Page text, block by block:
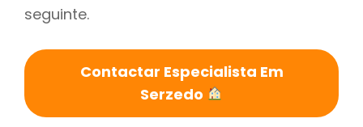
seguinte.
Contactar Especialista Em
Serzedo